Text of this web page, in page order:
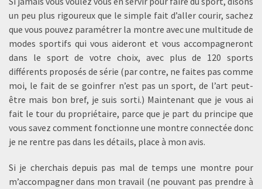
un peu plus rigoureux que le simple fait d’aller courir, sachez
que vous pouvez paramétrer la montre avec une multitude de
modes sportifs qui vous aideront et vous accompagneront
dans le sport de votre choix, avec plus de 120 sports
différents proposés de série (par contre, ne faites pas comme
moi, le fait de se goinfrer n’est pas un sport, de l’art peut-
être mais bon bref, je suis sorti.) Maintenant que je vous ai
fait le tour du propriétaire, parce que je part du principe que
vous savez comment fonctionne une montre connectée donc
je ne rentre pas dans les détails, place à mon avis.
Si je cherchais depuis pas mal de temps une montre pour
m’accompagner dans mon travail (ne pouvant pas prendre à